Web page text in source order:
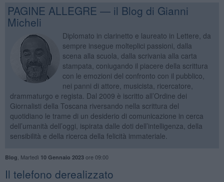
PAGINE ALLEGRE — il Blog di Gianni
Micheli
Diplomato in clarinetto e laureato in Lettere, da
sempre insegue molteplici passioni, dalla
scena alla scuola, dalla scrivania alla carta
stampata, coniugando il piacere della scrittura
con le emozioni del confronto con il pubblico,
nei panni di attore, musicista, ricercatore,
drammaturgo e regista. Dal 2009 è iscritto all’Ordine dei
Giornalisti della Toscana riversando nella scrittura del
quotidiano le trame di un desiderio di comunicazione in cerca
dell’umanità dell’oggi, ispirata dalle doti dell’intelligenza, della
sensibilità e della ricerca della felicità immateriale.
Blog Martedì 10 Gennaio 2023ore 09:00
Il telefono derealizzato